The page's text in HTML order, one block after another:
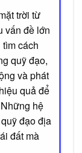
trời từ
vấn đề lớn
cách
quỹ đạo,
và phát
quả để
hệ
đạo địa
đất mà